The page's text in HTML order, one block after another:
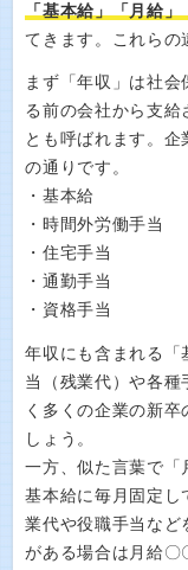
「基本給」「月給」
てきます。これらの
まず「年収」は社
る前の会社から支
とも呼ばれます。
の通りです。
・基本給
・時間外労働手当
・住宅手当
・通勤手当
・資格手当
年収にも含まれる「
当（残業代）や各種
く多くの企業の新
しょう。
一方、似た言葉で「
基本給に毎月固定し
業代や役職手当など
がある場合は月給〇